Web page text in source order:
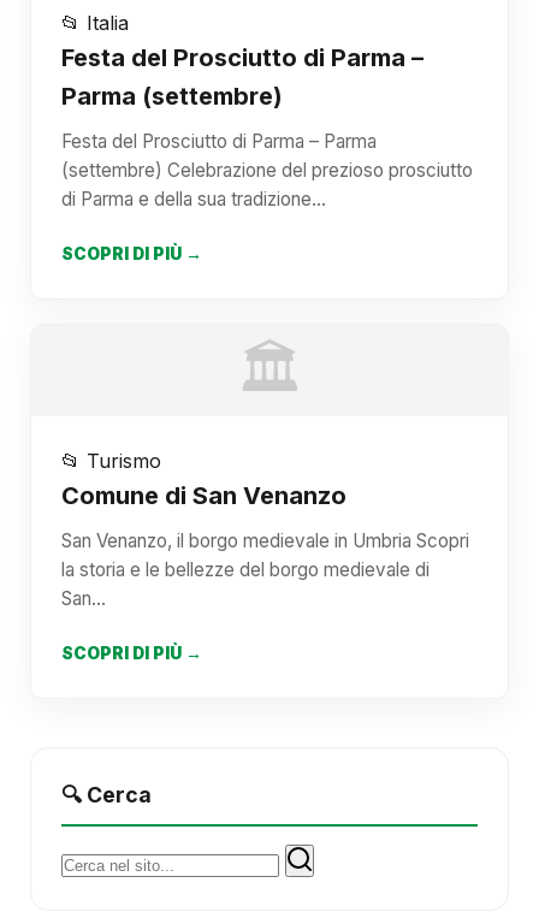
📂 Italia
Festa del Prosciutto di Parma –
Parma (settembre)
Festa del Prosciutto di Parma – Parma
(settembre) Celebrazione del prezioso prosciutto
di Parma e della sua tradizione…
SCOPRI DI PIÙ →
🏛️
📂 Turismo
Comune di San Venanzo
San Venanzo, il borgo medievale in Umbria Scopri
la storia e le bellezze del borgo medievale di
San…
SCOPRI DI PIÙ →
🔍 Cerca
Cerca: